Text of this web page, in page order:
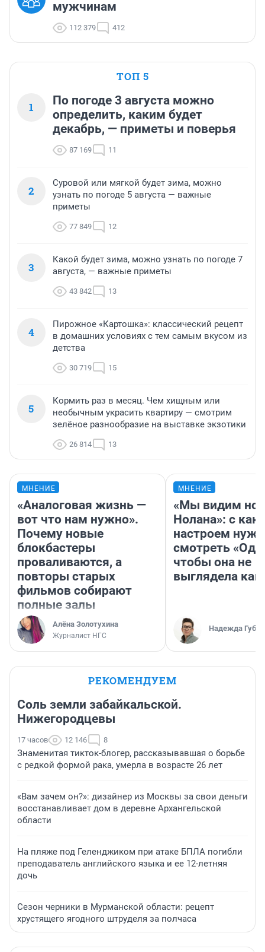
мужчинам
112 379 412
ТОП 5
1
По погоде 3 августа можно
определить, каким будет
декабрь, — приметы и поверья
87 169 11
2
Суровой или мягкой будет зима, можно
узнать по погоде 5 августа — важные
приметы
77 849 12
3
Какой будет зима, можно узнать по погоде 7
августа, — важные приметы
43 842 13
4
Пирожное «Картошка»: классический рецепт
в домашних условиях с тем самым вкусом из
детства
30 719 15
5
Кормить раз в месяц. Чем хищным или
необычным украсить квартиру — смотрим
зелёное разнообразие на выставке экзотики
26 814 13
МНЕНИЕ
«Аналоговая жизнь —
вот что нам нужно».
Почему новые
блокбастеры
проваливаются, а
повторы старых
фильмов собирают
полные залы
Алёна Золотухина
Журналист НГС
МНЕНИЕ
«Мы видим
Нолана»: с
настроем
смотреть
чтобы она не
выглядела как
Надежда
РЕКОМЕНДУЕМ
Соль земли забайкальской.
Нижегородцевы
17 часов 12 146 8
Знаменитая тикток-блогер, рассказывавшая о борьбе
с редкой формой рака, умерла в возрасте 26 лет
«Вам зачем он?»: дизайнер из Москвы за свои деньги
восстанавливает дом в деревне Архангельской
области
На пляже под Геленджиком при атаке БПЛА погибли
преподаватель английского языка и ее 12-летняя
дочь
Сезон черники в Мурманской области: рецепт
хрустящего ягодного штруделя за полчаса